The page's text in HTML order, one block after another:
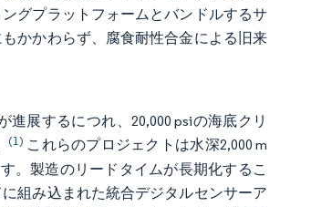
グプラットフォームとバンドルするサ
かかわらず、腐食耐性合金による旧来
進展するにつれ、20,000 psiの海底クリ
(1) これらのプロジェクトは水深2,000 m
。製造のリードタイムが長期化するこ
組み込まれた統合デジタルセンサーア